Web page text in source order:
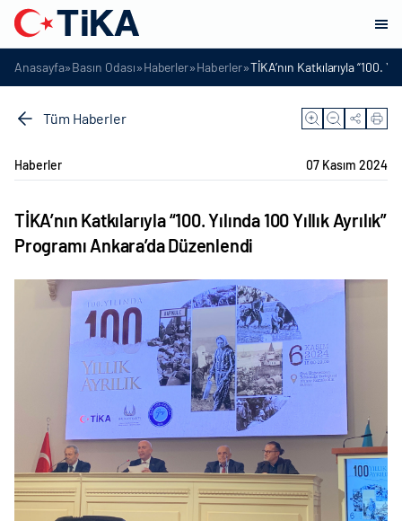
Anasayfa»Basın Odası»Haberler»Haberler»TİKA’nın Katkılarıyla “100.
Tüm Haberler
Haberler 07 Kasım 2024
TİKA’nın Katkılarıyla “100. Yılında 100 Yıllık Ayrılık”
Programı Ankara’da Düzenlendi